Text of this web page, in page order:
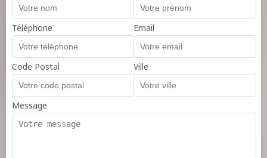
Téléphone Email
Code Postal Ville
Message